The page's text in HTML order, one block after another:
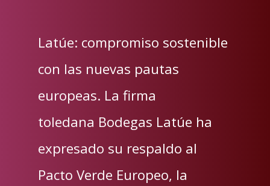
Latúe: compromiso sostenible
con las nuevas pautas
europeas. La firma
toledana Bodegas Latúe ha
expresado su respaldo al
Pacto Verde Europeo, la